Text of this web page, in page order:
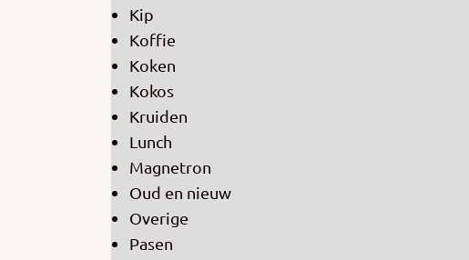
Kip
Koffie
Koken
Kokos
Kruiden
Lunch
Magnetron
Oud en nieuw
Overige
Pasen